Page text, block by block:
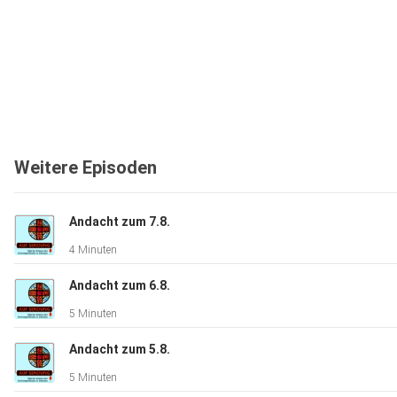
Weitere Episoden
Andacht zum 7.8.
4 Minuten
Andacht zum 6.8.
5 Minuten
Andacht zum 5.8.
5 Minuten